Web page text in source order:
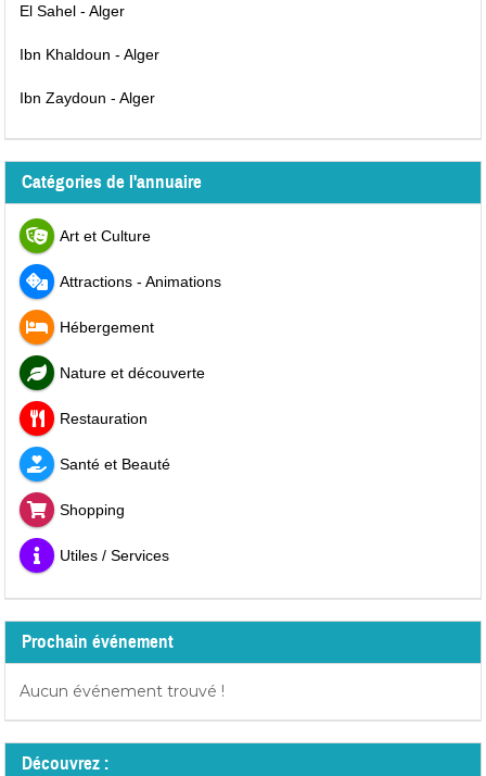
El Sahel - Alger
Ibn Khaldoun - Alger
Ibn Zaydoun - Alger
Catégories de l'annuaire
Art et Culture
Attractions - Animations
Hébergement
Nature et découverte
Restauration
Santé et Beauté
Shopping
Utiles / Services
Prochain événement
Aucun événement trouvé !
Découvrez :